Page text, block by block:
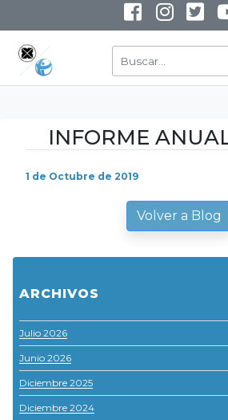
INFORME
1 de Octubre de 2019
Volver a Blog
ARCHIVOS
Julio 2026
Junio 2026
Diciembre 2025
Diciembre 2024